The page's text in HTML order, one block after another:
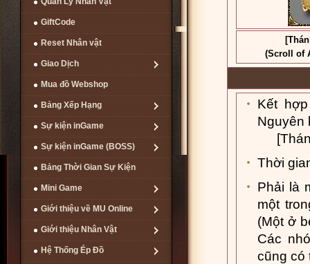
GiftCode
Reset Nhân vật
Giao Dịch
Mua đồ Webshop
Bảng Xếp Hạng
Sự kiện inGame
Sự kiện inGame (BOSS)
Bảng Thời Gian Sự Kiện
Mini Game
Giới thiệu về MU Online
Giới thiệu Nhân Vật
Hệ Thống Ép Đồ
(Scroll of
Kết
Nguyên
Thời
Phải là
một
(Một ở
Các
cũng có